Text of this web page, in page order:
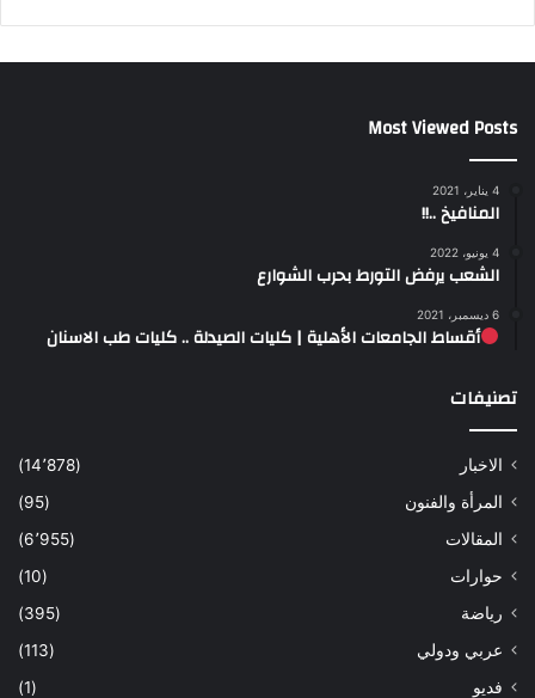
Most Viewed Posts
4 يناير، 2021
المنافيخ ..!!
4 يونيو، 2022
الشعب يرفض التورط بحرب الشوارع
6 ديسمبر، 2021
أقساط الجامعات الأهلية | كليات الصيدلة .. كليات طب الاسنان
تصنيفات
الاخبار
(14٬878)
المرأة والفنون
(95)
المقالات
(6٬955)
حوارات
(10)
رياضة
(395)
عربي ودولي
(113)
فديو
(1)